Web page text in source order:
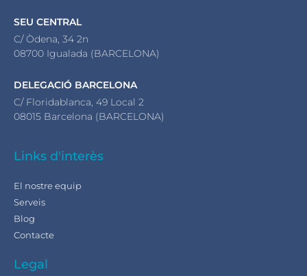
SEU CENTRAL
C/ Òdena, 34 2n
08700 Igualada (BARCELONA)
DELEGACIÓ BARCELONA
C/ Floridablanca, 49 Local 2
08015 Barcelona (BARCELONA)
Links d'interès
El nostre equip
Serveis
Blog
Contacte
Legal